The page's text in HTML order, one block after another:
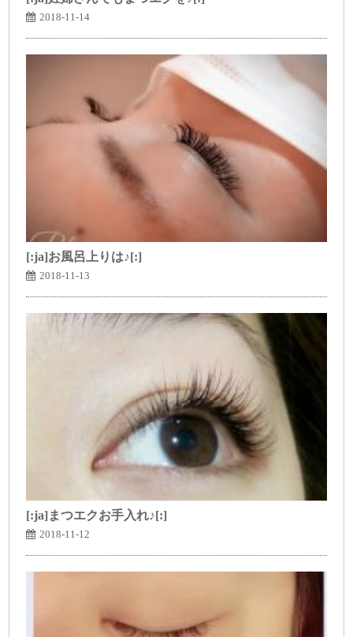
2018-11-14
[:ja]お風呂上りは♪[:]
2018-11-13
[:ja]まつエクお手入れ♪[:]
2018-11-12